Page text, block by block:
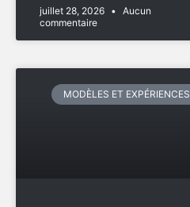
juillet 28, 2026
Aucun
commentaire
MODÈLES ET EXPÉRIENCES